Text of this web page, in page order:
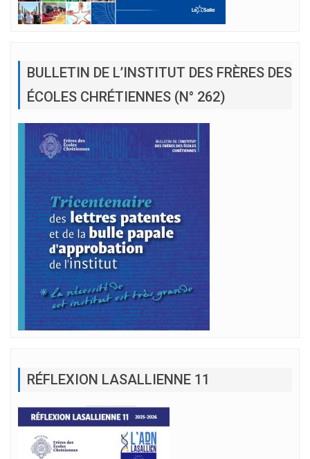
BULLETIN DE L’INSTITUT DES FRÈRES DES
ÉCOLES CHRÉTIENNES (N° 262)
RÉFLEXION LASALLIENNE 11